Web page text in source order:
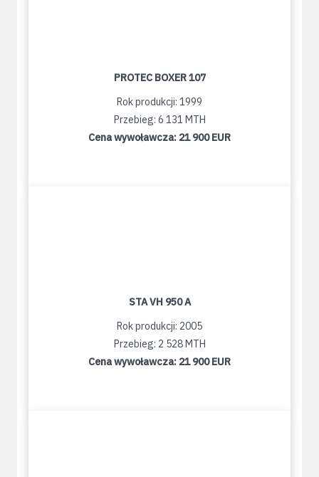
PROTEC BOXER 107
Rok produkcji: 1999
Przebieg: 6 131 MTH
Cena wywoławcza: 21 900 EUR
STA VH 950 A
Rok produkcji: 2005
Przebieg: 2 528 MTH
Cena wywoławcza: 21 900 EUR